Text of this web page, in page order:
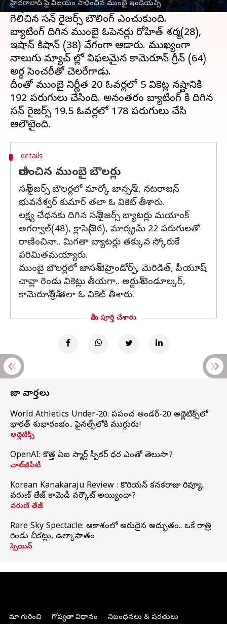
హైదరాబాద్ పై విజయం సాధించిన ముంబై ఇండియన్స్
హ్యాట్రిక్‌ విజయాన్ని నమోదు చేసింది. తొలుత టాస్
గెలిచిన సన్ రైజర్స్ బౌలింగ్ ఎంచుకుంది.
బ్యాటింగ్ దిగిన ముంబై ఓపెనర్లు రోహిత్ శర్మ(28),
ఇషాన్ కిషాన్ (38) వేగంగా ఆడారు. ముఖ్యంగా
నాలుగు మ్యాచ్ ల్లో విఫలమైన కామెరూన్ గ్రీన్ (64)
అర్ధ సెంచరీతో చెలరేగాడు.
దీంతో ముంబై నిర్ణీత 20 ఓవర్లలో 5 వికెట్ల నష్టానికి
192 పరుగులు చేసింది. అనంతరం బ్యాటింగ్ కి దిగిన
సన్ రైజర్స్ 19.5 ఓవర్లలో 178 పరుగులు చేసి
details
రాణించిన ముంబై బౌలర్లు
సన్ రైజర్స్ బౌలర్లలో మార్కో జాన్సన్ 2, నటరాజన్,
భువనేశ్వర్ కుమార్ తలా ఓ వికెట్ తీశారు.
లక్ష్య చేధనకు దిగిన సన్ రైజర్స్ బ్యాటర్లు మయాంక్
అగర్వాల్(48), క్లాసెన్(36), మార్క్రమ్ 22 పరుగులతో
రాణించినా.. మిగతా బ్యాటర్లు తక్కువ స్కోరుకే
పరిమితమయ్యారు.
ముంబై బౌలర్లలో జాసన్ బెహ్రెండోర్ఫ్, మెరిడిత్, పీయూష్
చావ్లా రెండు వికెట్లు తీయగా.. అర్జున్ టెండూల్కర్,
కామెరూన్ గ్రీన్ తలా ఓ వికెట్ తీశారు.
మీరు పూర్తి చేశారు
తాజా వార్తలు
World Athletics Under-20: ప్రపంచ అండర్-20 అథ్లెటిక్స్‌లో
భారత్‌ శుభారంభం.. ఫైనల్స్‌లోకి ముగ్గురు!
అథ్లెటిక్స్
OpenAI: కొత్త ఏఐ స్మార్ట్ స్పీకర్ ధర ఎంతో తెలుసా?
చాట్‌జీపీటీ
Korean Kanakaraju Review : కొరియన్ కనకరాజు రివ్యూ..
వరుణ్ తేజ్ కామెడీ వర్కౌట్ అయ్యిందా?
వరుణ్ తేజ్
Rare Sky Spectacle: ఆకాశంలో అరుదైన అద్భుతం.. ఒకే రాత్రి
రెండు చీకట్లు, ఉల్కాపాతం
స్పెయిన్
మా గురించి గోప్యతా విధానం నిబంధనలు & షరతులు